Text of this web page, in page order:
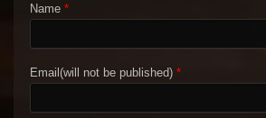
Name *
Email(will not be published) *